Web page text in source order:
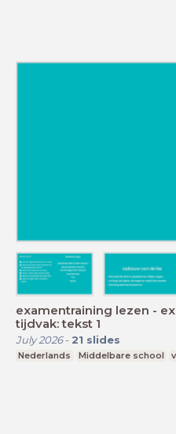
examentraining lezen -
tijdvak: tekst 1
July 2026- 21 slides
Nederlands Middelbare school